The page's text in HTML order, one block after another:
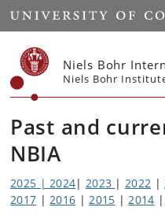
Start
Niels Bohr
Niels Bohr
Past and
NBIA
2025 | 2024| 2023 |2022 |
2017 |2016 |2015 |2014